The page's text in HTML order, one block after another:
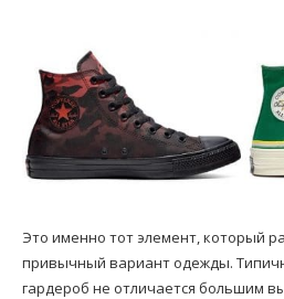
Это именно тот элемент, который
привычный вариант одежды.
гардероб не отличается большим